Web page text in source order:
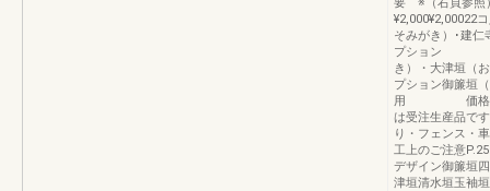
¥2,000¥2,00022
そみがき）･
プション 補
き）・大津垣
プション御簾垣
用 価格表オプ
は受注生産品で
り・フェンス・
工上のご注意
デザイン御簾垣
津垣清水垣玉袖